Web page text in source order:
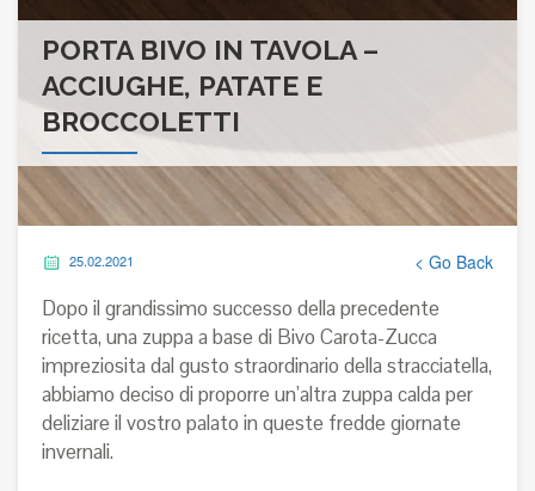
PORTA BIVO IN TAVOLA –
ACCIUGHE, PATATE E
BROCCOLETTI
25.02.2021 < Go Back
Dopo il grandissimo successo della precedente
ricetta, una zuppa a base di Bivo Carota-Zucca
impreziosita dal gusto straordinario della stracciatella,
abbiamo deciso di proporre un’altra zuppa calda per
deliziare il vostro palato in queste fredde giornate
invernali.